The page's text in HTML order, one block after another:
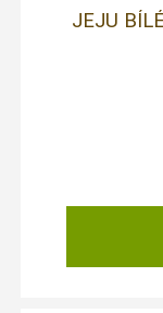
JEJU